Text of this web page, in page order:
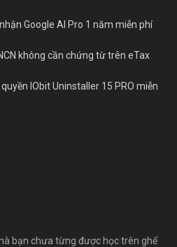
Google AI Pro 1 năm miễn phí
không cần chứng từ trên eTax
IObit Uninstaller 15 PRO miễn
bạn chưa từng được học trên ghế